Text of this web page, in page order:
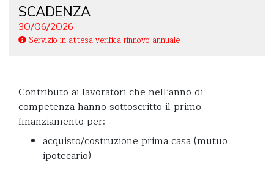
SCADENZA
30/06/2026
Servizio in attesa verifica rinnovo annuale
Contributo ai lavoratori che nell’anno di
competenza hanno sottoscritto il primo
finanziamento per:
acquisto/costruzione prima casa (mutuo
ipotecario)